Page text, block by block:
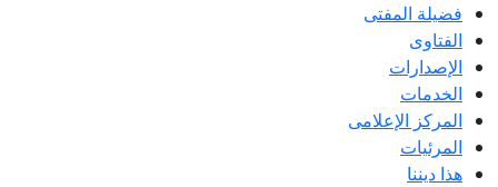
فضيلة المفتى
الفتاوى
الإصدارات
الخدمات
المركز الإعلامى
المرئيات
هذا ديننا